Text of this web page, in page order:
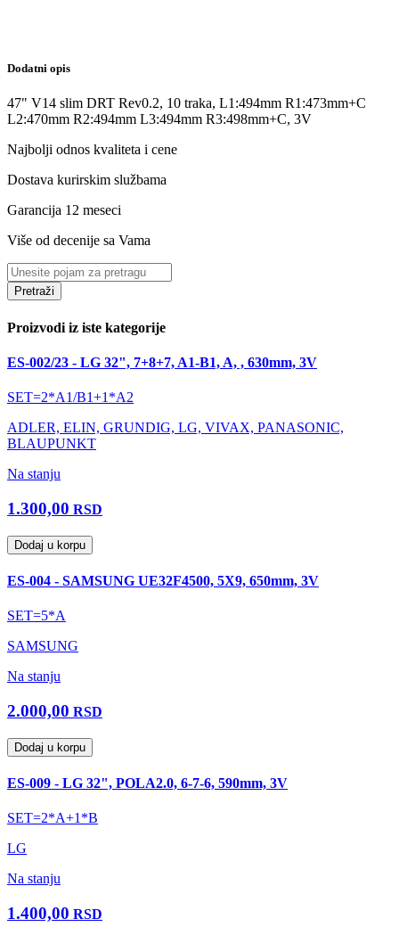
Dodatni opis
47" V14 slim DRT Rev0.2, 10 traka, L1:494mm R1:473mm+C
L2:470mm R2:494mm L3:494mm R3:498mm+C, 3V
Najbolji odnos kvaliteta i cene
Dostava kurirskim službama
Garancija 12 meseci
Više od decenije sa Vama
Pretraži
Proizvodi iz iste kategorije
ES-002/23 - LG 32", 7+8+7, A1-B1, A, , 630mm, 3V
SET=2*A1/B1+1*A2
ADLER, ELIN, GRUNDIG, LG, VIVAX, PANASONIC,
BLAUPUNKT
Na stanju
1.300,00 RSD
Dodaj u korpu
ES-004 - SAMSUNG UE32F4500, 5X9, 650mm, 3V
SET=5*A
SAMSUNG
Na stanju
2.000,00 RSD
Dodaj u korpu
ES-009 - LG 32", POLA2.0, 6-7-6, 590mm, 3V
SET=2*A+1*B
LG
Na stanju
1.400,00 RSD